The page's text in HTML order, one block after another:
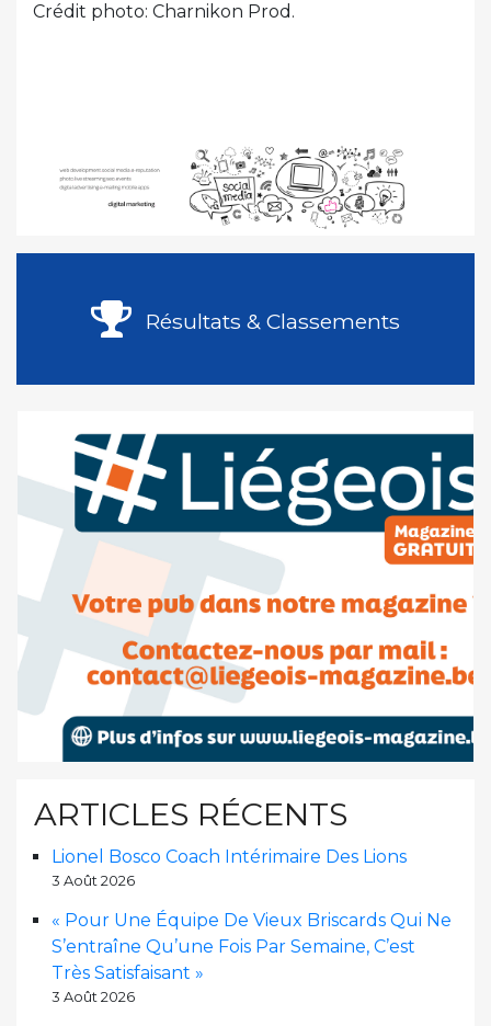
Crédit photo: Charnikon Prod.
Résultats & Classements
ARTICLES RÉCENTS
Lionel Bosco Coach Intérimaire Des Lions
3 Août 2026
« Pour Une Équipe De Vieux Briscards Qui Ne
S’entraîne Qu’une Fois Par Semaine, C’est
Très Satisfaisant »
3 Août 2026